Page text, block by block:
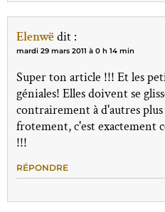
Elenwëdit :
mardi 29 mars 2011 à 0 h 14 min
Super ton article !!! Et les
géniales! Elles doivent se
contrairement à d'autres
frotement, c'est exactement
!!!
RÉPONDRE